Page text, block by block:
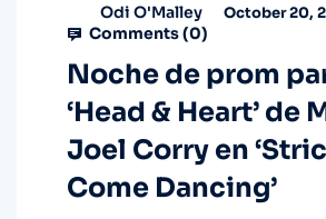
Odi O'Malley October 20,
Comments (0)
Noche de prom
‘Head & Heart’ de
Joel Corry en
Come Dancing’